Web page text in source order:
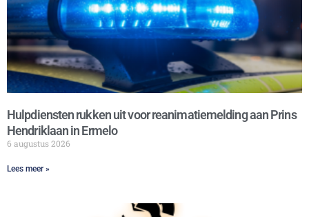
Hulpdiensten rukken uit voor reanimatiemelding aan Prins
Hendriklaan in Ermelo
6 augustus 2026
Lees meer »